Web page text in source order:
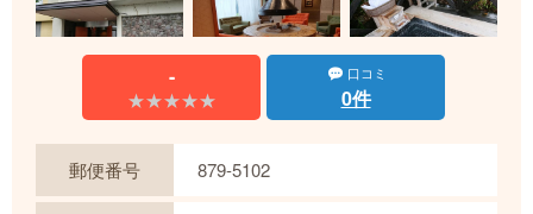
-
★★★★★
★★★★★
口コミ
0件
郵便番号 879-5102